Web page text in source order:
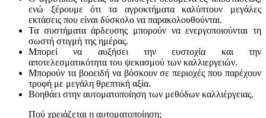
ενώ ξέρουμε ότι τα αγροκτήματα καλύπτουν μεγάλες
εκτάσεις που είναι δύσκολο να παρακολουθούνται.
Τα συστήματα άρδευσης μπορούν να ενεργοποιούνται τη
σωστή στιγμή της ημέρας.
Μπορεί να αυξήσει την ευστοχία και την
αποτελεσματικότητα του ψεκασμού των καλλιεργειών.
Μπορούν τα βοοειδή να βόσκουν σε περιοχές που παρέχουν
τροφή με μεγάλη θρεπτική αξία.
Βοηθάει στην αυτοματοποίηση των μεθόδων καλλιέργειας.
Πού χρειάζεται η αυτοματοποίηση;